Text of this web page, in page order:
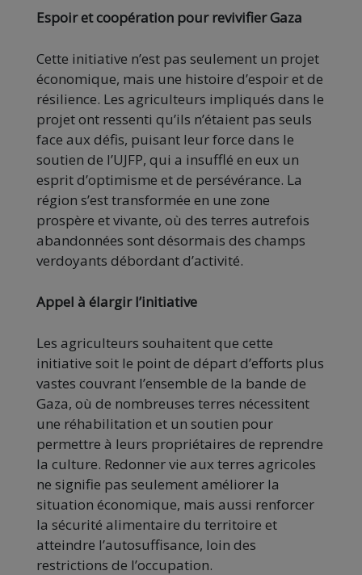
Espoir et coopération pour revivifier Gaza
Cette initiative n’est pas seulement un projet
économique, mais une histoire d’espoir et de
résilience. Les agriculteurs impliqués dans le
projet ont ressenti qu’ils n’étaient pas seuls
face aux défis, puisant leur force dans le
soutien de l’UJFP, qui a insufflé en eux un
esprit d’optimisme et de persévérance. La
région s’est transformée en une zone
prospère et vivante, où des terres autrefois
abandonnées sont désormais des champs
verdoyants débordant d’activité.
Appel à élargir l’initiative
Les agriculteurs souhaitent que cette
initiative soit le point de départ d’efforts plus
vastes couvrant l’ensemble de la bande de
Gaza, où de nombreuses terres nécessitent
une réhabilitation et un soutien pour
permettre à leurs propriétaires de reprendre
la culture. Redonner vie aux terres agricoles
ne signifie pas seulement améliorer la
situation économique, mais aussi renforcer
la sécurité alimentaire du territoire et
atteindre l’autosuffisance, loin des
restrictions de l’occupation.